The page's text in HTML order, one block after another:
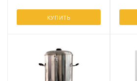
КУПИТЬ